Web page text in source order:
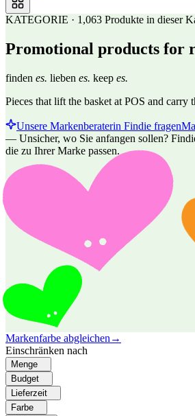
KATEGORIE · 1,063 Produkte in dieser
Promotional products for
finden es. lieben es. keep es.
Pieces that lift the basket at POS and carry
Unsere Markenberaterin Findie fragen
— Unsicher, wo Sie anfangen sollen?
die zu Ihrer Marke passen.
Markenfarbe abgleichen →
Einschränken nach
Menge
Budget
Lieferzeit
Farbe